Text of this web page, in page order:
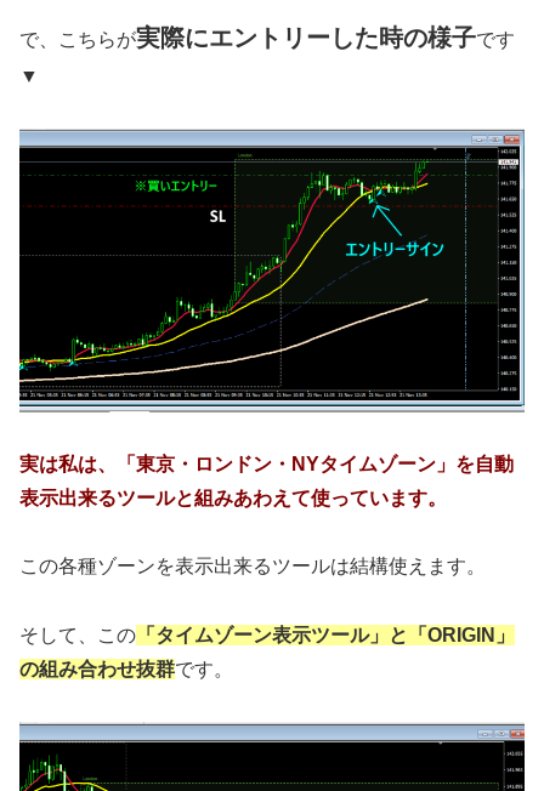
で、こちらが実際にエントリーした時の様子です
▼
実は私は、「東京・ロンドン・NYタイムゾーン」を自動
表示出来るツールと組みあわえて使っています。
この各種ゾーンを表示出来るツールは結構使えます。
そして、この 「タイムゾーン表示ツール」と「ORIGIN」
の組み合わせ抜群です。